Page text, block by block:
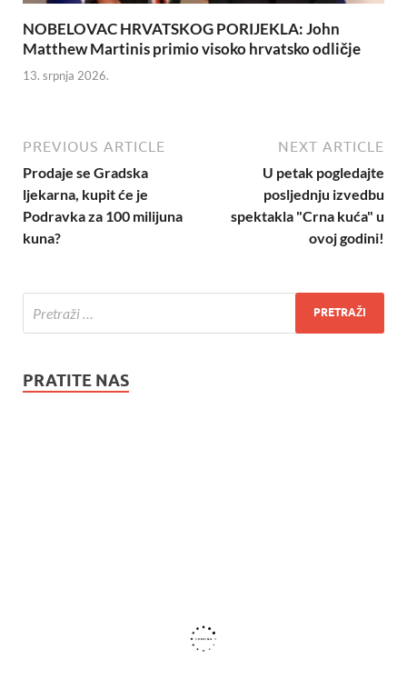
NOBELOVAC HRVATSKOG PORIJEKLA: John
Matthew Martinis primio visoko hrvatsko odličje
13. srpnja 2026.
PREVIOUS ARTICLE
Prodaje se Gradska
ljekarna, kupit će je
Podravka za 100 milijuna
kuna?
NEXT ARTICLE
U petak pogledajte
posljednju izvedbu
spektakla "Crna kuća" u
ovoj godini!
PRATITE NAS